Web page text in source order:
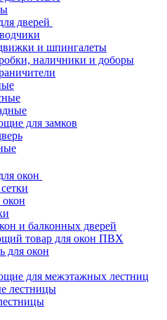
дверей
и шпингалеты
наличники и доборы
для замков
окон
и балконных дверей
товар для окон ПВХ
для окон
для межэтажных лестниц
лестницы